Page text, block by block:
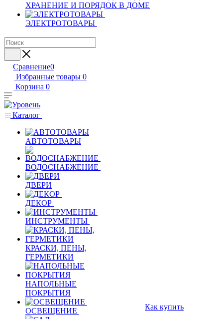
ХРАНЕНИЕ И ПОРЯДОК В ДОМЕ
ЭЛЕКТРОТОВАРЫ
Сравнение0
Избранные товары 0
Корзина 0
Каталог
АВТОТОВАРЫ
ВОДОСНАБЖЕНИЕ
ДВЕРИ
ДЕКОР
ИНСТРУМЕНТЫ
КРАСКИ, ПЕНЫ,
ГЕРМЕТИКИ
НАПОЛЬНЫЕ
ПОКРЫТИЯ
ОСВЕЩЕНИЕ
Как купить